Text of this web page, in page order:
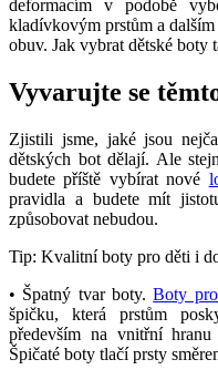
deformacím v podobě
kladívkovým prstům a dalším
obuv. Jak vybrat dětské boty
Vyvarujte se
Zjistili jsme, jaké jsou
dětských bot dělají. Ale
budete příště vybírat nové
pravidla a budete mít
způsobovat nebudou.
Tip: Kvalitní boty pro děti i
• Špatný tvar boty.Boty
špičku, která prstům
především na vnitřní
Špičaté boty tlačí prsty